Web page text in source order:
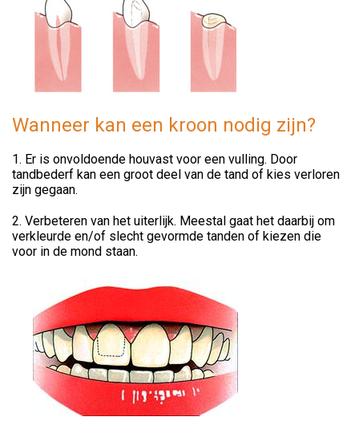
Wanneer kan een kroon nodig zijn?
1. Er is onvoldoende houvast voor een vulling. Door
tandbederf kan een groot deel van de tand of kies verloren
zijn gegaan.
2. Verbeteren van het uiterlijk. Meestal gaat het daarbij om
verkleurde en/of slecht gevormde tanden of kiezen die
voor in de mond staan.